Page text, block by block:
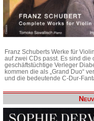
Franz Schuberts Werke für
auf zwei CDs passt. Es sind
geschäftstüchtige Verleger
kommen die als „Grand Duo“
und die bedeutende C-Dur-